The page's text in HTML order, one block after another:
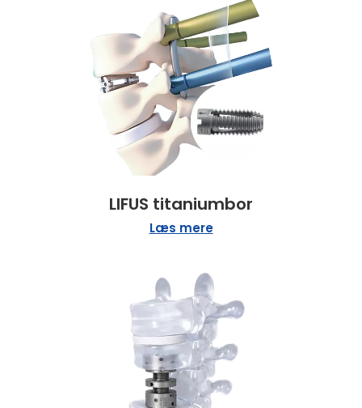
LIFUS titaniumbor
Læs mere